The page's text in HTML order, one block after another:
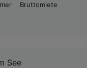
Bruttomiete
See